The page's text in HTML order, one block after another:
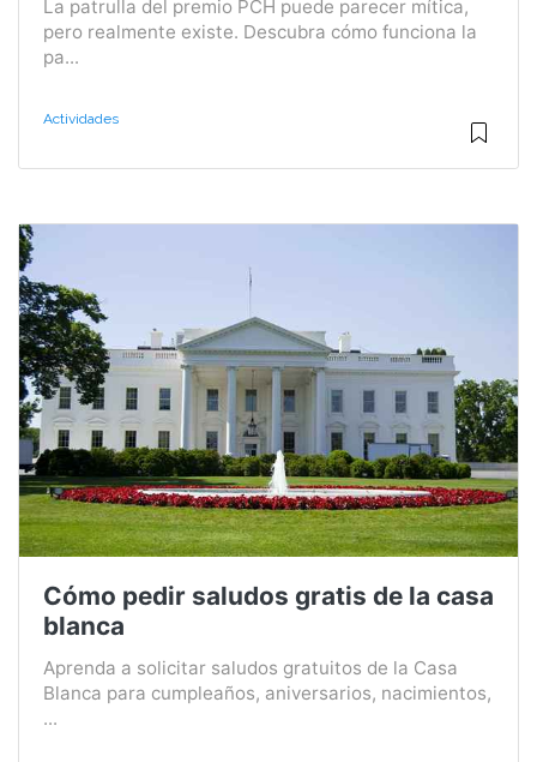
La patrulla del premio PCH puede parecer mítica,
pero realmente existe. Descubra cómo funciona la
pa...
Actividades
Cómo pedir saludos gratis de la casa
blanca
Aprenda a solicitar saludos gratuitos de la Casa
Blanca para cumpleaños, aniversarios, nacimientos,
...